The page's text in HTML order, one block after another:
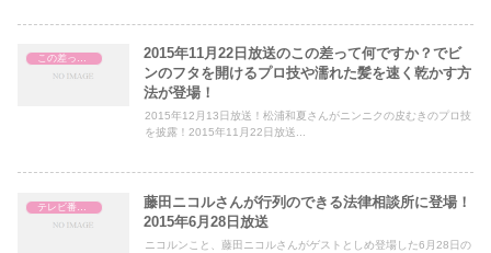
この差って何ですか？
2015年11月22日放送のこの差って何ですか？でビ
ンのフタを開けるプロ技や濡れた髪を速く乾かす方
法が登場！
2015年12月13日放送！松浦和夏さんがニンニクの皮むきのプロ技
を披露！2015年11月22日放送...
テレビ番組レビュー
藤田ニコルさんが行列のできる法律相談所に登場！
2015年6月28日放送
ニコルンこと、藤田ニコルさんがゲストとしめ登場した6月28日の